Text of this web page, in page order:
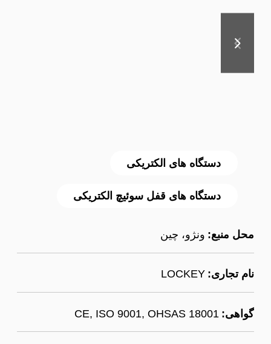
دستگاه های الکتریکی
دستگاه های قفل سوئیچ الکتریکی
محل منبع: ونژو، چین
نام تجاری: LOCKEY
گواهی: CE, ISO 9001, OHSAS 18001